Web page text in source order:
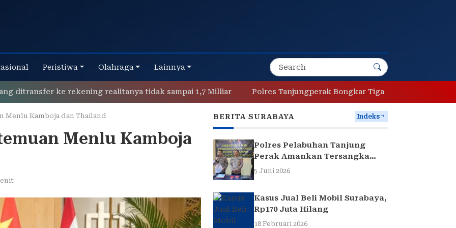
Peristiwa Olahraga Lainnya
ke rekening realitanya tidak sampai 1,7 Milliar Polres Tanjungperak Bongkar Tiga Jaringan Narkoba,
Menlu Kamboja dan Thailand
Menlu Kamboja
BERITA SURABAYA Indeks
Polres Pelabuhan Tanjung
Perak Amankan Tersangka
Pencuri Komponen Traffic
5 Juni 2026
Kasus Jual Beli Mobil Surabaya,
Rp170 Juta Hilang
18 Februari 2026